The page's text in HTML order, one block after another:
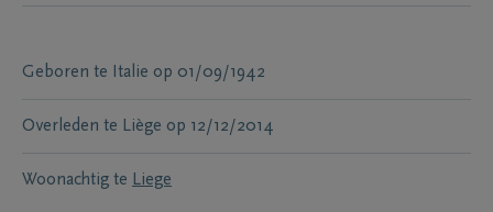
Geboren te Italie op 01/09/1942
Overleden te Liège op 12/12/2014
Woonachtig te Liege